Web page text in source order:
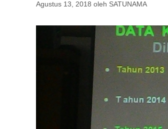
Agustus 13, 2018 oleh SATUNAMA